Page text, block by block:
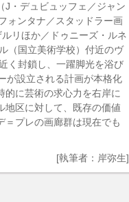
J・デュビュッフェ／ジャン
ォンタナ／スタッドラー画
ルリほか／ドゥニーズ・ルネ
（国立美術学校）付近のヴ
く封鎖し、一躍脚光を浴び
が設立される計画が本格化
的に芸術の求心力を右岸に
地区に対して、既存の価値
＝プレの画廊群は現在でも
[執筆者：岸弥生]